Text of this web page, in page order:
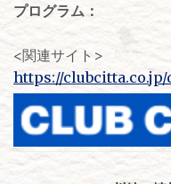
プログラム：
<関連サイト>
https://clubcitta.co.jp/